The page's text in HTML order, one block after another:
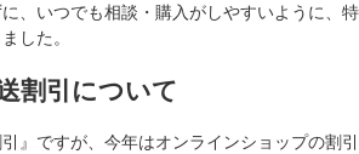
、いつでも相談・購入がしやすいように、 特
した。
割引について
』 ですが、今年はオンラインショップの割引